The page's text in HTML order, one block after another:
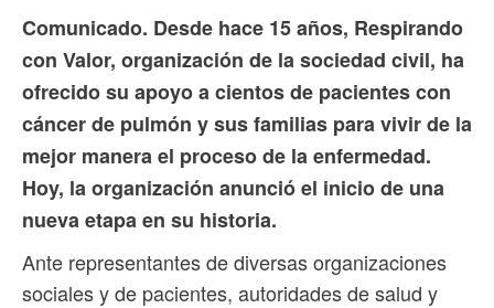
Comunicado. Desde hace 15 años, Respirando
con Valor, organización de la sociedad civil, ha
ofrecido su apoyo a cientos de pacientes con
cáncer de pulmón y sus familias para vivir de la
mejor manera el proceso de la enfermedad.
Hoy, la organización anunció el inicio de una
nueva etapa en su historia.
Ante representantes de diversas organizaciones
sociales y de pacientes, autoridades de salud y